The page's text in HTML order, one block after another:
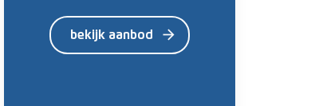
bekijk aanbod arrow_forward